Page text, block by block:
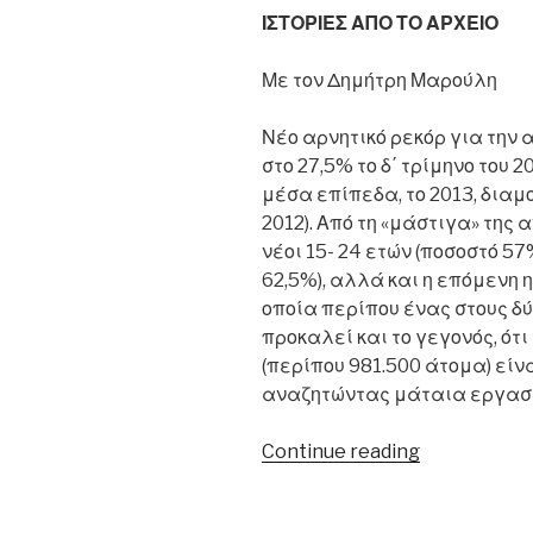
του
ανεργίας
2018
στο
15,9%»”
ΙΣΤΟΡΙΕΣ ΑΠΟ ΤΟ ΑΡΧΕΙΟ
Με τον Δημήτρη Μαρούλη
Νέο αρνητικό ρεκόρ για την
στο 27,5% το δ΄ τρίμηνο του
μέσα επίπεδα, το 2013,
2012). Από τη «μάστιγα» της
νέοι 15- 24 ετών (ποσοστό
62,5%), αλλά και η επόμενη
οποία περίπου ένας στους
προκαλεί και το γεγονός,
(περίπου 981.500 άτομα)
αναζητώντας μάταια
Continue reading“13.03.2014